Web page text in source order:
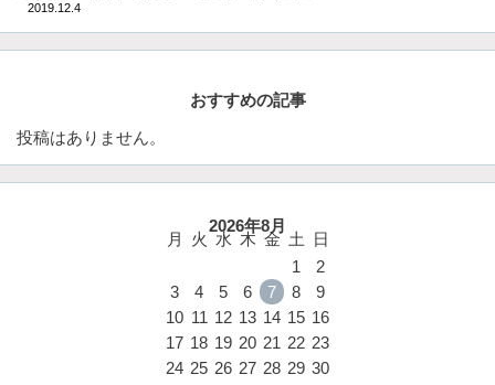
2019.12.4
おすすめの記事
投稿はありません。
2026年8月
月 火 水 木 金 土
日
1
2
3
4 5 6 7 8
9
10 11 12 13 14 15 16
17 18 19 20 21 22 23
24 25 26 27 28 29 30